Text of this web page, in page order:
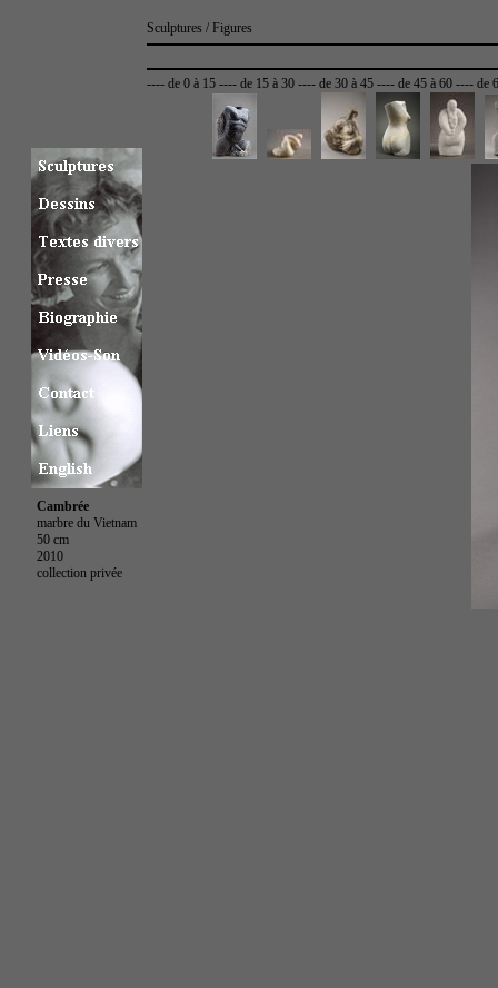
Sculptures / Figures
---- de 0 à 15 ---- de 15 à 30 ---- de 30 à 45 ---- de 45 à 60 ---- de
Cambrée
marbre du Vietnam
50 cm
2010
collection privée